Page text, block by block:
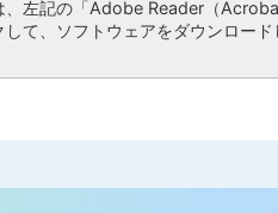
、左記の「Adobe Reader（
て、ソフトウェアをダウンロー